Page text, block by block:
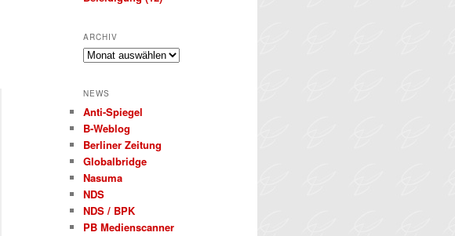
ARCHIV
Archiv
NEWS
Anti-Spiegel
B‑Weblog
Berliner Zeitung
Globalbridge
Nasuma
NDS
NDS / BPK
PB Medienscanner